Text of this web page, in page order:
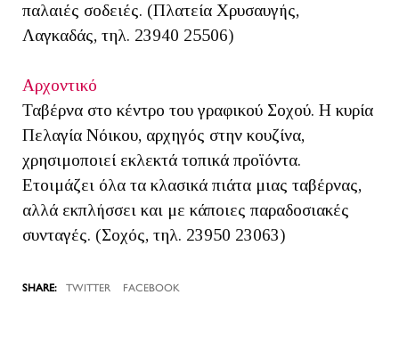
παλαιές σοδειές. (Πλατεία Χρυσαυγής,
Λαγκαδάς, τηλ. 23940 25506)
Αρχοντικό
Ταβέρνα στο κέντρο του γραφικού Σοχού. Η κυρία
Πελαγία Νόικου, αρχηγός στην κουζίνα,
χρησιμοποιεί εκλεκτά τοπικά προϊόντα.
Ετοιμάζει όλα τα κλασικά πιάτα μιας ταβέρνας,
αλλά εκπλήσσει και με κάποιες παραδοσιακές
συνταγές. (Σοχός, τηλ. 23950 23063)
TWITTER FACEBOOK